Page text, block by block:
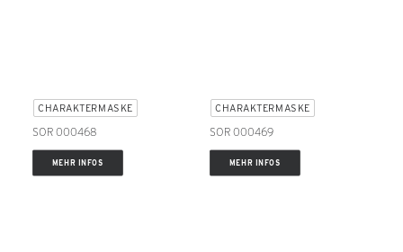
CHARAKTERMASKE
SOR 000468
MEHR INFOS
CHARAKTERMASKE
SOR 000469
MEHR INFOS